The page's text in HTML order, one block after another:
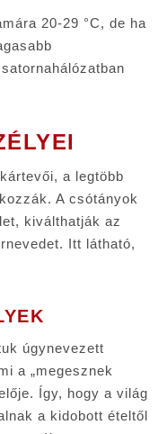
20-29 °C, de ha
a legtöbb
A csótányok
kiválthatják az
Itt látható,
úgynevezett
a „megesznek
Így, hogy a világ
a kidobott ételtől